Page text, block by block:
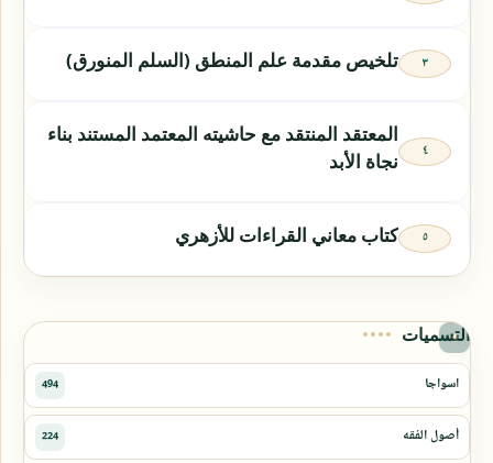
تلخيص مقدمة علم المنطق (السلم المنورق)
المعتقد المنتقد مع حاشيته المعتمد المستند بناء
نجاة الأبد
كتاب معاني القراءات للأزهري
التسميات